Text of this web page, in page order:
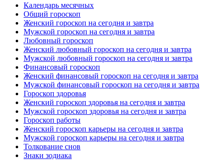
Календарь месячных
Общий гороскоп
Женский гороскоп на сегодня и завтра
Мужской гороскоп на сегодня и завтра
Любовный гороскоп
Женский любовный гороскоп на сегодня и завтра
Мужской любовный гороскоп на сегодня и завтра
Финансовый гороскоп
Женский финансовый гороскоп на сегодня и завтра
Мужской финансовый гороскоп на сегодня и завтра
Гороскоп здоровья
Женский гороскоп здоровья на сегодня и завтра
Мужской гороскоп здоровья на сегодня и завтра
Гороскоп работы
Женский гороскоп карьеры на сегодня и завтра
Мужской гороскоп карьеры на сегодня и завтра
Толкование снов
Знаки зодиака